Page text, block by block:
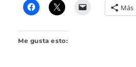
R
I
Más
Me gusta esto: